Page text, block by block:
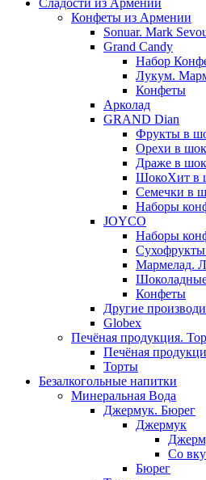
Сладости из Армении
Конфеты из Армении
Sonuar. Mark
Grand Candy
Набор
Лукум.
Конфеты
Арколад
GRAND Dian
Фрукты в
Орехи в
Драже в
ШокоХит в
Семечки в
Наборы
JOYCO
Наборы
Мармелад.
Конфеты
Другие
Globex
Печёная продукция.
Печёная
Торты
Безалкогольные напитки
Минеральная Вода
Джермук. Бюрег
Джермук
Со
Бюрег